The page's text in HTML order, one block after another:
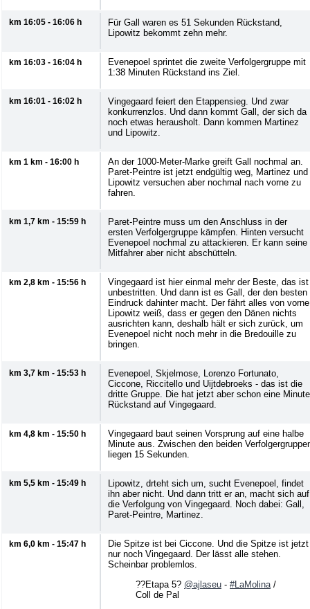
km 16:05 - 16:06 h
Für Gall waren es 51 Sekunden Rückstand,
Lipowitz bekommt zehn mehr.
km 16:03 - 16:04 h
Evenepoel sprintet die zweite Verfolgergruppe mit
1:38 Minuten Rückstand ins Ziel.
km 16:01 - 16:02 h
Vingegaard feiert den Etappensieg. Und zwar
konkurrenzlos. Und dann kommt Gall, der sich da
noch etwas herausholt. Dann kommen Martinez
und Lipowitz.
km 1 km - 16:00 h
An der 1000-Meter-Marke greift Gall nochmal an.
Paret-Peintre ist jetzt endgültig weg, Martinez und
Lipowitz versuchen aber nochmal nach vorne zu
fahren.
km 1,7 km - 15:59 h
Paret-Peintre muss um den Anschluss in der
ersten Verfolgergruppe kämpfen. Hinten versucht
Evenepoel nochmal zu attackieren. Er kann seine
Mitfahrer aber nicht abschütteln.
km 2,8 km - 15:56 h
Vingegaard ist hier einmal mehr der Beste, das ist
unbestritten. Und dann ist es Gall, der den besten
Eindruck dahinter macht. Der fährt alles von
Lipowitz weiß, dass er gegen den Dänen nichts
ausrichten kann, deshalb hält er sich zurück, um
Evenepoel nicht noch mehr in die Bredouille zu
bringen.
km 3,7 km - 15:53 h
Evenepoel, Skjelmose, Lorenzo Fortunato,
Ciccone, Riccitello und Uijtdebroeks - das ist die
dritte Gruppe. Die hat jetzt aber schon eine Minute
Rückstand auf Vingegaard.
km 4,8 km - 15:50 h
Vingegaard baut seinen Vorsprung auf eine halbe
Minute aus. Zwischen den beiden
liegen 15 Sekunden.
km 5,5 km - 15:49 h
Lipowitz, drteht sich um, sucht Evenepoel, findet
ihn aber nicht. Und dann tritt er an, macht sich auf
die Verfolgung von Vingegaard. Noch dabei: Gall,
Paret-Peintre, Martinez.
km 6,0 km - 15:47 h
Die Spitze ist bei Ciccone. Und die Spitze ist jetzt
nur noch Vingegaard. Der lässt alle stehen.
Scheinbar problemlos.
??Etapa 5? @ajlaseu - #LaMolina /
Coll de Pal